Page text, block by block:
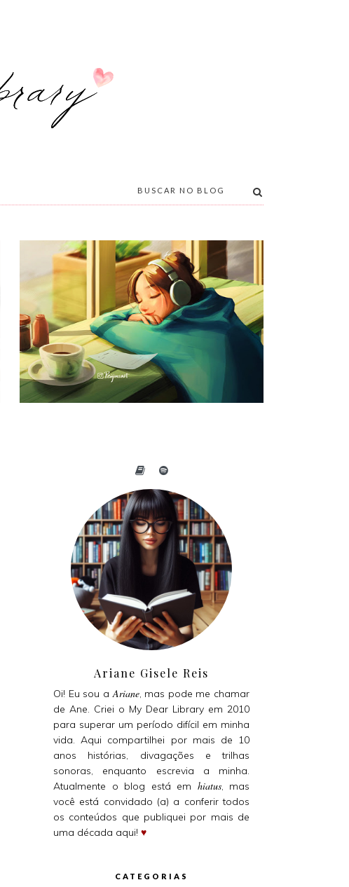
Ariane Gisele Reis
Oi! Eu sou aAriane, mas pode me chamar
de Ane. Criei o My Dear Library em 2010
para superar um período difícil em minha
vida. Aqui compartilhei por mais de 10
anos histórias, divagações e trilhas
sonoras, enquanto escrevia a minha.
Atualmente o blog está em hiatus, mas
você está convidado (a) a conferir todos
os conteúdos que publiquei por mais de
uma década aqui! ♥
CATEGORIAS